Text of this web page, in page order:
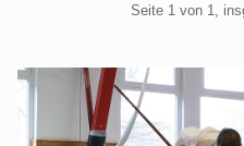
Seite 1 von 1,
Seitenleiste